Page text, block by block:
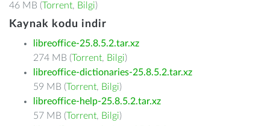
46 MB (Torrent, Bilgi)
Kaynak kodu indir
libreoffice-25.8.5.2.tar.xz
274 MB (Torrent, Bilgi)
libreoffice-dictionaries-25.8.5.2.tar.xz
59 MB (Torrent, Bilgi)
libreoffice-help-25.8.5.2.tar.xz
57 MB (Torrent, Bilgi)